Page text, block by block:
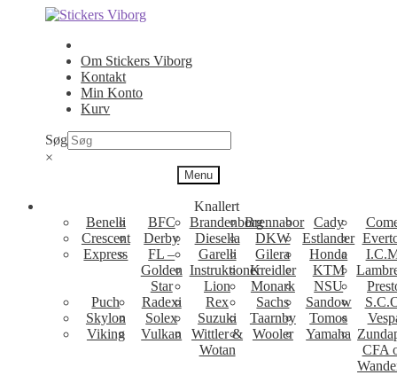
Spring
navigation
Spring
indhold
Om Stickers Viborg
Kontakt
Min Konto
Kurv
Søg
×
Menu
Knallert
Benelli
BFC BrandenborgBrennabor Cady
Crescent
Derby Diesella DKW Estlander
Express
FL –
Golden
Star
Garelli Gilera Honda
InstruktionerKreidler KTM
Lion
Monark NSU
Puch
Radexi Rex Sachs Sandow
Skylon
Solex Suzuki Taarnby Tomos
Viking
Vulkan
Wittler &
Wotan
Wooler Yamaha
CFA